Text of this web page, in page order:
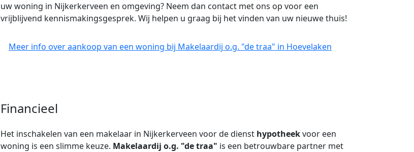
uw woning in Nijkerkerveen en omgeving? Neem dan contact met ons op voor een
vrijblijvend kennismakingsgesprek. Wij helpen u graag bij het vinden van uw nieuwe thuis!
Meer info over aankoop van een woning bij Makelaardij o.g. "de traa" in Hoevelaken
Financieel
Het inschakelen van een makelaar in Nijkerkerveen voor de dienst hypotheekvoor een
woning is een slimme keuze. Makelaardij o.g. "de traa" is een betrouwbare partner met